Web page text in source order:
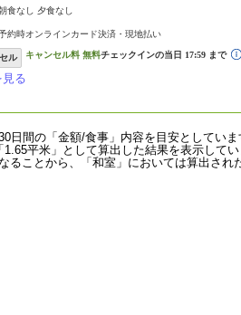
食なし 夕食なし
約時オンラインカード決済・現地払い
ル
る
間の「金額/食事」内容を目安としていま
平米」として算出した結果を表示してい
ことから、「和室」においては算出され